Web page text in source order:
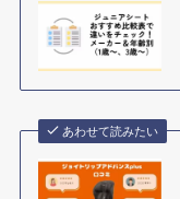
あわせて読みたい